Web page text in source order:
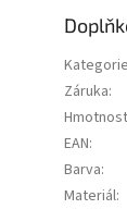
Kategorie
Záruka:
Hmotnost
EAN:
Barva:
Materiál: